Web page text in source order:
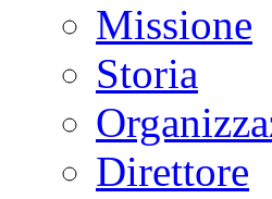
Missione
Storia
Direttore